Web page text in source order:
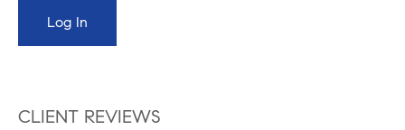
CLIENT REVIEWS